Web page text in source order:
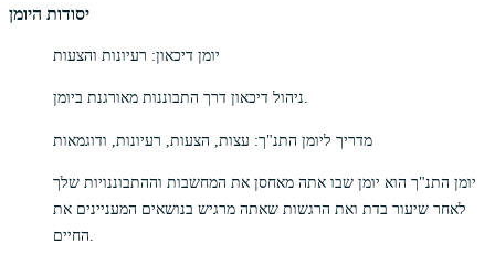
יסודות היומן
יומן דיכאון: רעיונות והצעות
ניהול דיכאון דרך התבוננות מאורגנת ביומן.
מדריך ליומן התנ"ך: עצות, הצעות, רעיונות, ודוגמאות
יומן התנ"ך הוא יומן שבו אתה מאחסן את המחשבות וההתבוננויות שלך
לאחר שיעור בדת ואת הרגשות שאתה מרגיש בנושאים המעניינים את
החיים.